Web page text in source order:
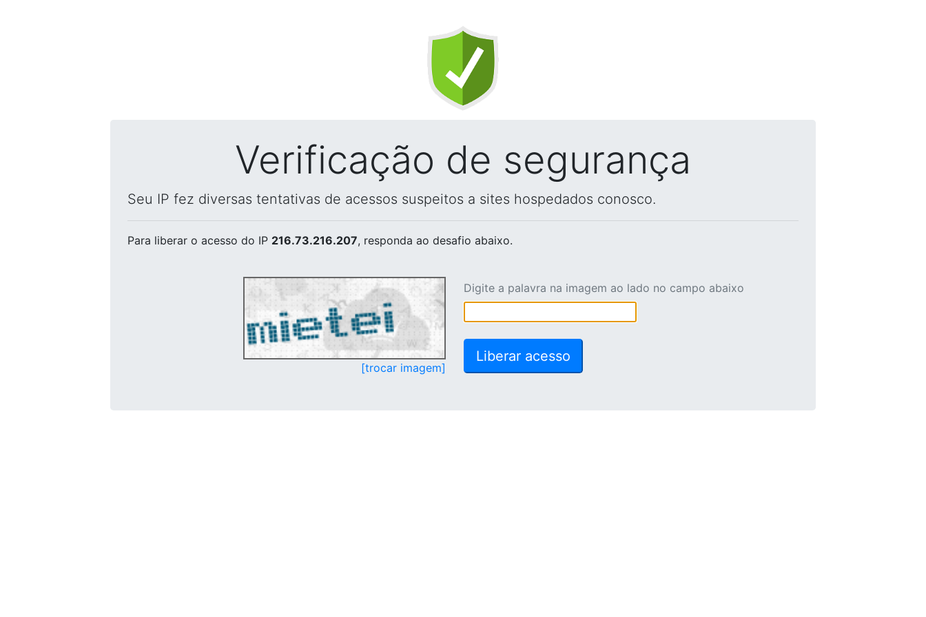
Verificação de segurança
Seu IP fez diversas tentativas de acessos suspeitos a sites hospedados conosco.
Para liberar o acesso do IP 216.73.216.207, responda ao desafio abaixo.
[trocar imagem]
Digite a palavra na imagem ao lado no campo abaixo